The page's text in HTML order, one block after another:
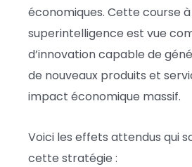
économiques. Cette course
superintelligence est vue
d’innovation capable de
de nouveaux produits et
impact économique massif.
Voici les effets attendus qui
cette stratégie :